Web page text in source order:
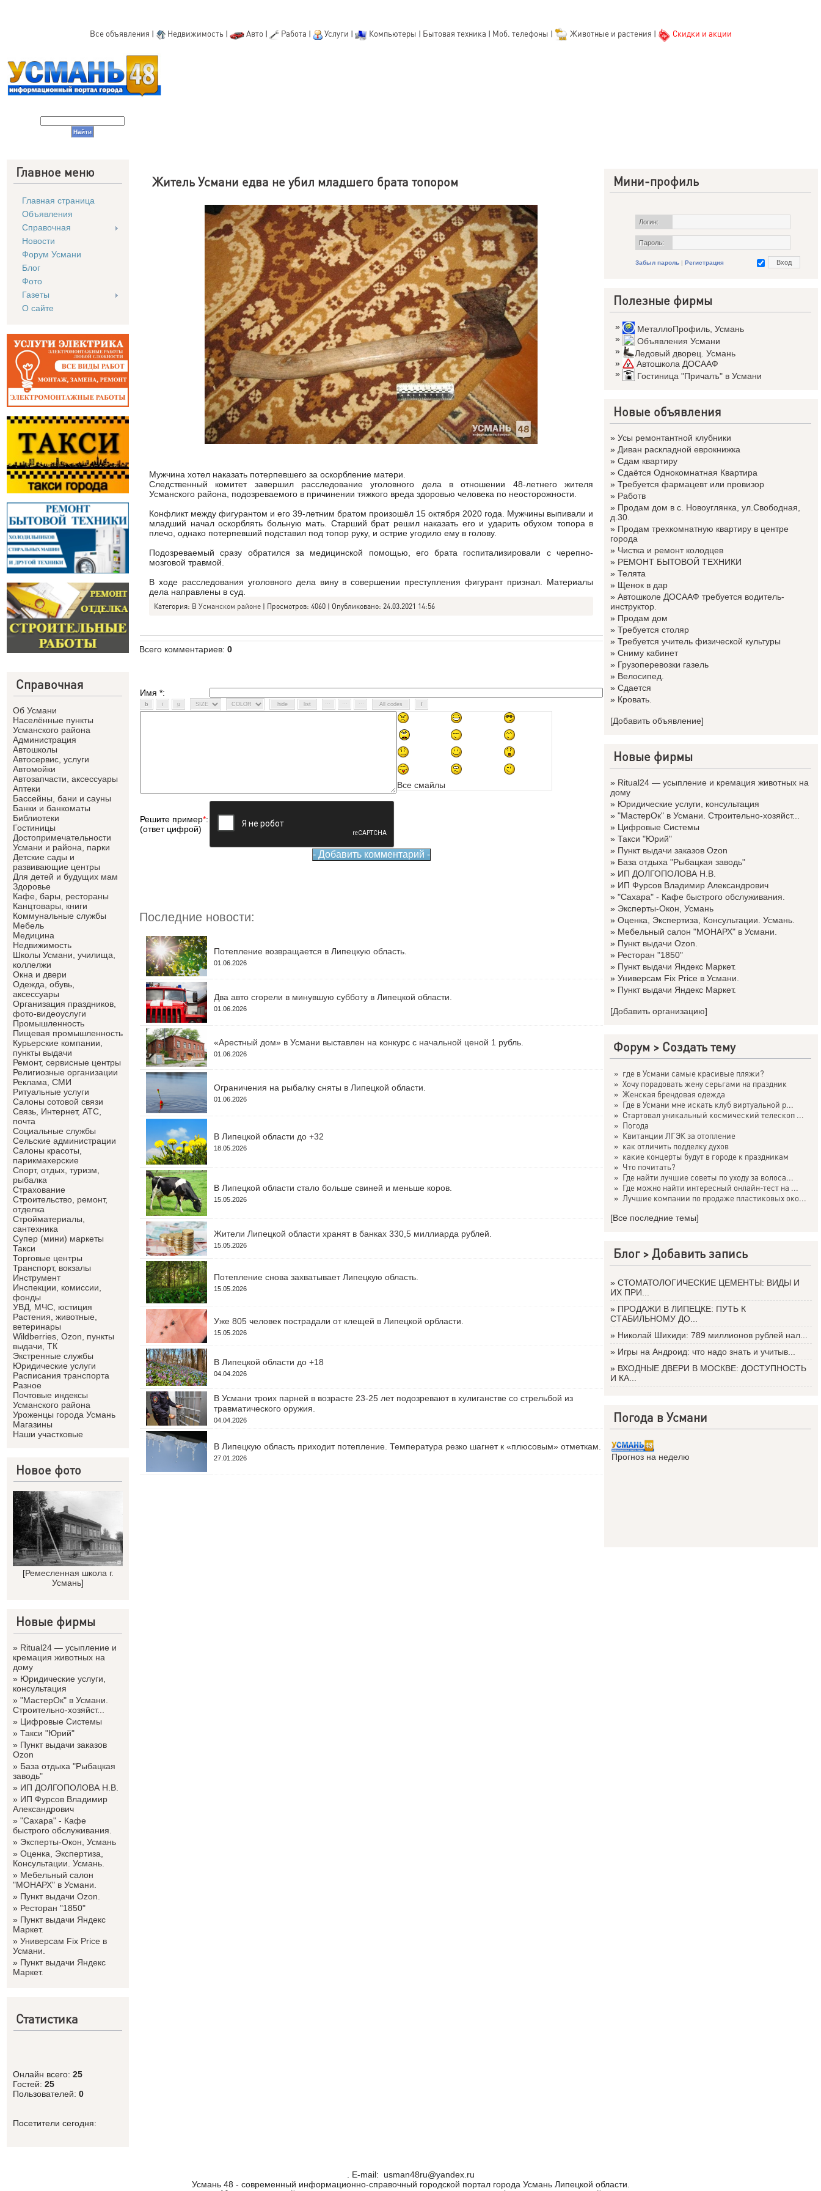
Все объявления | Недвижимость | Авто| Работа | Услуги | Компьютеры | Бытовая техника | Моб. телефоны | Животные и растения | Скидки и акции
Главное меню
Главная страница
Объявления
Справочная
Новости
Форум Усмани
Блог
Фото
Газеты
О сайте
Справочная
Об Усмани
Населённые пункты
Усманского района
Администрация
Автошколы
Автосервис, услуги
Автомойки
Автозапчасти, аксессуары
Аптеки
Бассейны, бани и сауны
Банки и банкоматы
Библиотеки
Гостиницы
Достопримечательности
Усмани и района, парки
Детские сады и
развивающие центры
Для детей и будущих мам
Здоровье
Кафе, бары, рестораны
Канцтовары, книги
Коммунальные службы
Мебель
Медицина
Недвижимость
Школы Усмани, училища,
коллелжи
Окна и двери
Одежда, обувь,
аксессуары
Организация праздников,
фото-видеоуслуги
Промышленность
Пищевая промышленность
Курьерские компании,
пункты выдачи
Ремонт, сервисные центры
Религиозные организации
Реклама, СМИ
Ритуальные услуги
Салоны сотовой связи
Связь, Интернет, АТС,
почта
Социальные службы
Сельские администрации
Салоны красоты,
парикмахерские
Спорт, отдых, туризм,
рыбалка
Страхование
Строительство, ремонт,
отделка
Cтройматериалы,
сантехника
Супер (мини) маркеты
Такси
Торговые центры
Транспорт, вокзалы
Инструмент
Инспекции, комиссии,
фонды
УВД, МЧС, юстиция
Растения, животные,
ветеринары
Wildberries, Ozon, пункты
выдачи, ТК
Экстренные службы
Юридические услуги
Расписания транспорта
Разное
Почтовые индексы
Усманского района
Уроженцы города Усмань
Магазины
Наши участковые
Новое фото
[Ремесленная школа г.
Усмань]
Новые фирмы
» Ritual24 — усыпление и
кремация животных на
дому
» Юридические услуги,
консультация
» "МастерОк" в Усмани.
Строительно-хозяйст...
» Цифровые Системы
» Такси "Юрий"
» Пункт выдачи заказов
Ozon
» База отдыха "Рыбацкая
заводь"
» ИП ДОЛГОПОЛОВА Н.В.
» ИП Фурсов Владимир
Александрович
» "Сахара" - Кафе
быстрого обслуживания.
» Эксперты-Окон, Усмань
» Оценка, Экспертиза,
Консультации. Усмань.
» Мебельный салон
"МОНАРХ" в Усмани.
» Пункт выдачи Ozon.
» Ресторан "1850"
» Пункт выдачи Яндекс
Маркет.
» Универсам Fix Price в
Усмани.
» Пункт выдачи Яндекс
Маркет.
Статистика
Онлайн всего: 25
Гостей: 25
Пользователей: 0
Посетители сегодня:
Житель Усмани едва не убил младшего брата топором
Мужчина хотел наказать потерпевшего за оскорбление матери.
Следственный комитет завершил расследование уголовного дела в отношении 48-летнего жителя
Усманского района, подозреваемого в причинении тяжкого вреда здоровью человека по неосторожности.
Конфликт между фигурантом и его 39-летним братом произошёл 15 октября 2020 года. Мужчины выпивали и
младший начал оскорблять больную мать. Старший брат решил наказать его и ударить обухом топора в
плечо, однако потерпевший подставил под топор руку, и острие угодило ему в голову.
Подозреваемый сразу обратился за медицинской помощью, его брата госпитализировали с черепно-
мозговой травмой.
В ходе расследования уголовного дела вину в совершении преступления фигурант признал. Материалы
дела направлены в суд.
Категория: В Усманском районе | Просмотров: 4060 | Опубликовано: 24.03.2021 14:56
Всего комментариев: 0
Имя *:
Все смайлы
Решите пример*:
(ответ цифрой)
Последние новости:
Потепление возвращается в Липецкую область.
01.06.2026
Два авто сгорели в минувшую субботу в Липецкой области.
01.06.2026
«Арестный дом» в Усмани выставлен на конкурс с начальной ценой 1 рубль.
01.06.2026
Ограничения на рыбалку сняты в Липецкой области.
01.06.2026
В Липецкой области до +32
18.05.2026
В Липецкой области стало больше свиней и меньше коров.
15.05.2026
Жители Липецкой области хранят в банках 330,5 миллиарда рублей.
15.05.2026
Потепление снова захватывает Липецкую область.
15.05.2026
Уже 805 человек пострадали от клещей в Липецкой орбласти.
15.05.2026
В Липецкой области до +18
04.04.2026
В Усмани троих парней в возрасте 23-25 лет подозревают в хулиганстве со стрельбой из
травматического оружия.
04.04.2026
В Липецкую область приходит потепление. Температура резко шагнет к «плюсовым» отметкам.
27.01.2026
Мини-профиль
Логин:
Пароль:
Забыл пароль | Регистрация
Полезные фирмы
» МеталлоПрофиль Усмань
»
Объявления Усмани
»
Ледовый дворец. Усмань
»
Автошкола ДОСААФ
»
Гостиница "Причалъ" в Усмани
Новые объявления
» Усы ремонтантной клубники
» Диван раскладной еврокнижка
» Сдам квартиру
» Сдаётся Однокомнатная Квартира
» Требуется фармацевт или провизор
» Работв
» Продам дом в с. Новоуглянка, ул.Свободная,
д.30.
» Продам трехкомнатную квартиру в центре
города
» Чистка и ремонт колодцев
» РЕМОНТ БЫТОВОЙ ТЕХНИКИ
» Телята
» Щенок в дар
» Автошколе ДОСААФ требуется водитель-
инструктор.
» Продам дом
» Требуется столяр
» Требуется учитель физической культуры
» Сниму кабинет
» Грузоперевозки газель
» Велосипед.
» Сдается
» Кровать.
[Добавить объявление]
Новые фирмы
» Ritual24 — усыпление и кремация животных на
дому
» Юридические услуги, консультация
» "МастерОк" в Усмани. Строительно-хозяйст...
» Цифровые Системы
» Такси "Юрий"
» Пункт выдачи заказов Ozon
» База отдыха "Рыбацкая заводь"
» ИП ДОЛГОПОЛОВА Н.В.
» ИП Фурсов Владимир Александрович
» "Сахара" - Кафе быстрого обслуживания.
» Эксперты-Окон, Усмань
» Оценка, Экспертиза, Консультации. Усмань.
» Мебельный салон "МОНАРХ" в Усмани.
» Пункт выдачи Ozon.
» Ресторан "1850"
» Пункт выдачи Яндекс Маркет.
» Универсам Fix Price в Усмани.
» Пункт выдачи Яндекс Маркет.
[Добавить организацию]
Форум > Создать тему
» где в Усмани самые красивые пляжи?
» Хочу порадовать жену серьгами на праздник
» Женская брендовая одежда
» Где в Усмани мне искать клуб виртуальной р...
» Стартовал уникальный космический телескоп ...
» Погода
» Квитанции ЛГЭК за отопление
» как отличить подделку духов
» какие концерты будут в городе к праздникам
» Что почитать?
» Где найти лучшие советы по уходу за волоса...
» Где можно найти интересный онлайн-тест на ...
» Лучшие компании по продаже пластиковых око...
[Все последние темы]
Блог >Добавить запись
» СТОМАТОЛОГИЧЕСКИЕ ЦЕМЕНТЫ: ВИДЫ И
ИХ ПРИ...
» ПРОДАЖИ В ЛИПЕЦКЕ: ПУТЬ К
СТАБИЛЬНОМУ ДО...
» Николай Шихиди: 789 миллионов рублей нал...
» Игры на Андроид: что надо знать и учитыв...
» ВХОДНЫЕ ДВЕРИ В МОСКВЕ: ДОСТУПНОСТЬ
И КА...
Погода в Усмани
Прогноз на неделю
. Е-mail: usman48ru@yandex.ru
Усмань 48 - современный информационно-справочный городской портал города Усмань Липецкой области.